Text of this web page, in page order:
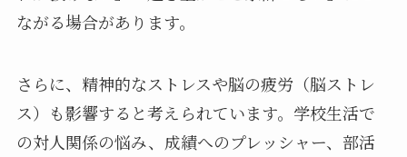
ながる場合があります。
さらに、精神的なストレスや脳の疲労（脳ストレ
ス）も影響すると考えられています。学校生活で
の対人関係の悩み、成績へのプレッシャー、部活